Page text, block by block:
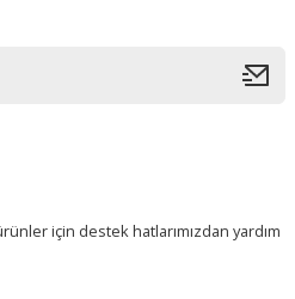
için destek hatlarımızdan yardım